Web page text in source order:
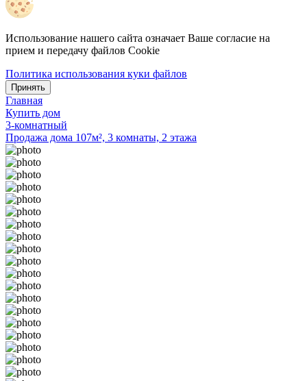
Использование нашего сайта означает Ваше согласие на
прием и передачу файлов Cookie
Политика использования куки файлов
Принять
Главная
Купить дом
3-комнатный
Продажа дома 107м², 3 комнаты, 2 этажа